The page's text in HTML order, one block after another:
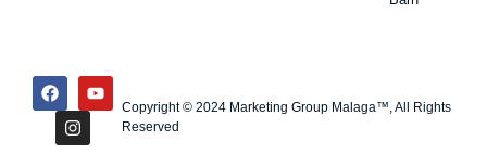
Copyright © 2024 Marketing Group Malaga™, All Rights
Reserved